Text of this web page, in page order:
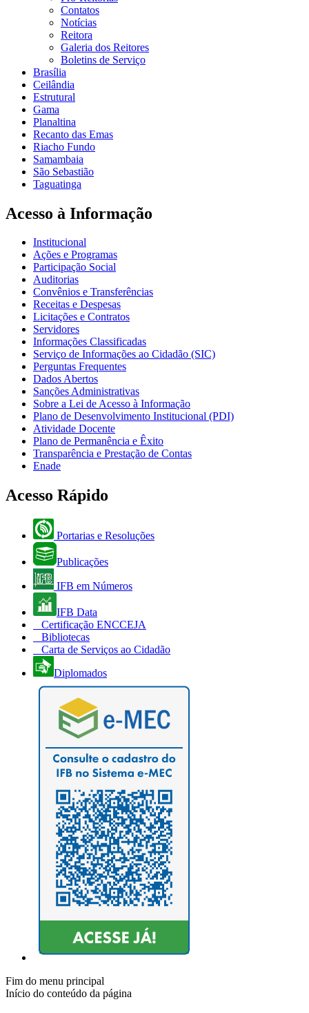
Contatos
Notícias
Reitora
Galeria dos Reitores
Boletins de Serviço
Brasília
Ceilândia
Estrutural
Gama
Planaltina
Recanto das Emas
Riacho Fundo
Samambaia
São Sebastião
Taguatinga
Acesso à Informação
Institucional
Ações e Programas
Participação Social
Auditorias
Convênios e Transferências
Receitas e Despesas
Licitações e Contratos
Servidores
Informações Classificadas
Serviço de Informações ao Cidadão (SIC)
Perguntas Frequentes
Dados Abertos
Sanções Administrativas
Sobre a Lei de Acesso à Informação
Plano de Desenvolvimento Institucional (PDI)
Atividade Docente
Plano de Permanência e Êxito
Transparência e Prestação de Contas
Enade
Acesso Rápido
Portarias e Resoluções
Publicações
IFB em Números
IFB Data
Certificação ENCCEJA
Bibliotecas
Carta de Serviços ao Cidadão
Diplomados
Fim do menu principal
Início do conteúdo da página